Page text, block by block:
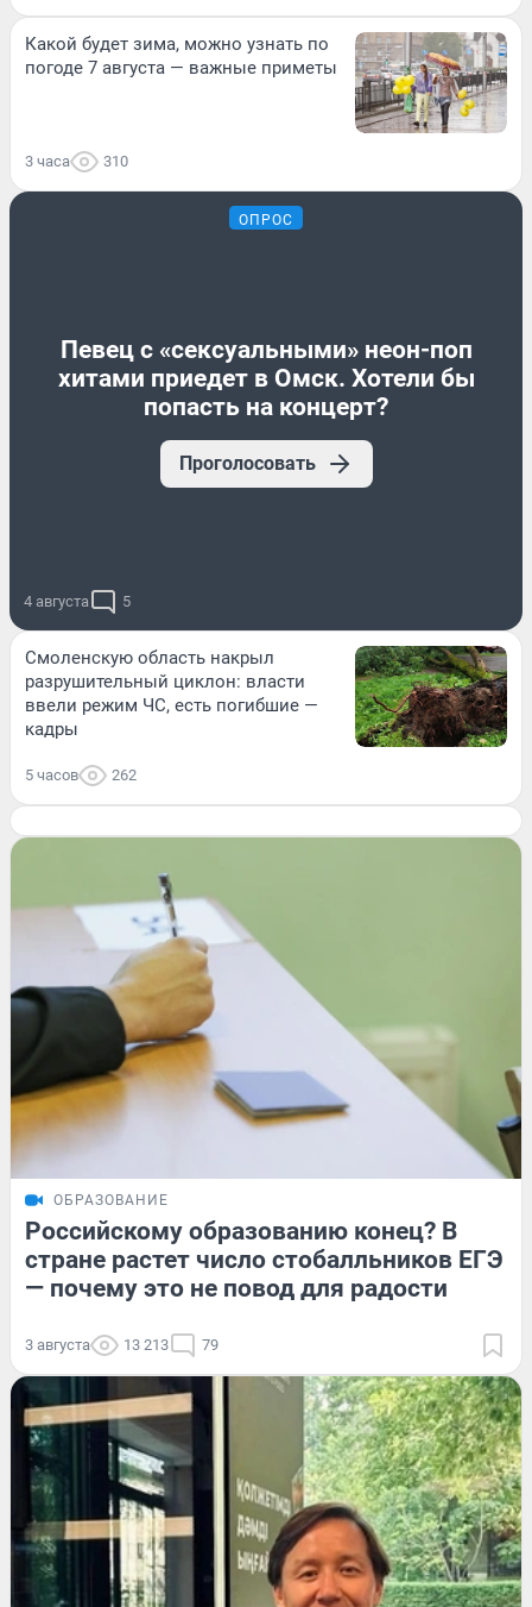
Какой будет зима, можно узнать по
погоде 7 августа — важные приметы
3 часа 310
ОПРОС
Певец с «сексуальными» неон-поп
хитами приедет в Омск. Хотели бы
попасть на концерт?
Проголосовать
4 августа 5
Смоленскую область накрыл
разрушительный циклон: власти
ввели режим ЧС, есть погибшие —
кадры
5 часов 262
ОБРАЗОВАНИЕ
Российскому образованию конец? В
стране растет число стобалльников ЕГЭ
— почему это не повод для радости
3 августа 13 213 79